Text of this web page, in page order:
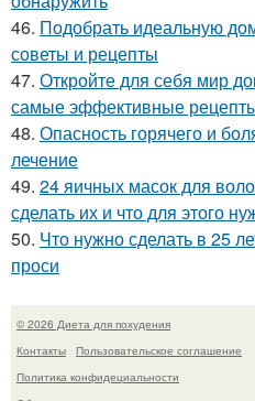
46. Подобрать идеальную
советы и рецепты
47. Откройте для себя мир
самые эффективные
48. Опасность горячего и
лечение
49. 24 яичных масок для
сделать их и что для этого
50. Что нужно сделать в 25
проси
© 2026 Диета для похудения
Контакты
Пользовательское соглашение
Политика конфидециальности